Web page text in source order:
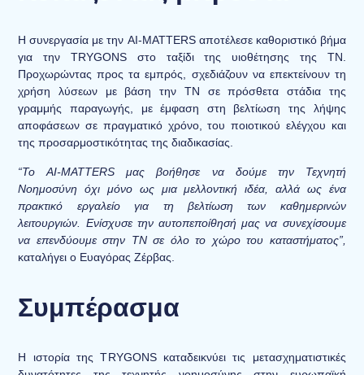
Η συνεργασία με την AI-MATTERS αποτέλεσε καθοριστικό βήμα
για την TRYGONS στο ταξίδι της υιοθέτησης της ΤΝ.
Προχωρώντας προς τα εμπρός, σχεδιάζουν να επεκτείνουν τη
χρήση λύσεων με βάση την ΤΝ σε πρόσθετα στάδια της
γραμμής παραγωγής, με έμφαση στη βελτίωση της λήψης
αποφάσεων σε πραγματικό χρόνο, του ποιοτικού ελέγχου και
της προσαρμοστικότητας της διαδικασίας.
“Το AI-MATTERS μας βοήθησε να δούμε την Τεχνητή
Νοημοσύνη όχι μόνο ως μια μελλοντική ιδέα, αλλά ως ένα
πρακτικό εργαλείο για τη βελτίωση των καθημερινών
λειτουργιών. Ενίσχυσε την αυτοπεποίθησή μας να συνεχίσουμε
να επενδύουμε στην ΤΝ σε όλο το χώρο του καταστήματος”,
καταλήγει ο Ευαγόρας Ζέρβας.
Συμπέρασμα
Η ιστορία της TRYGONS καταδεικνύει τις μετασχηματιστικές